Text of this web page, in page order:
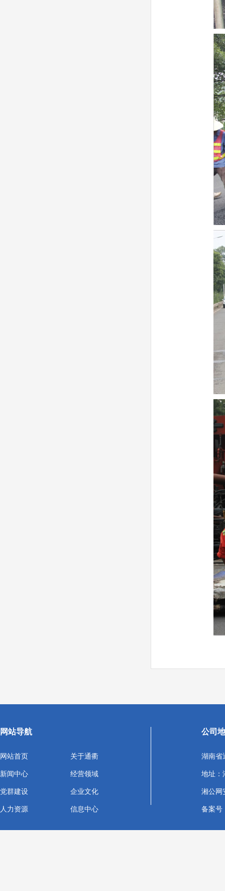
网站导航
网站首页 关于通衢
新闻中心 经营领域
党群建设 企业文化
人力资源 信息中心
公司
湖南省
地址：
湘公网
备案